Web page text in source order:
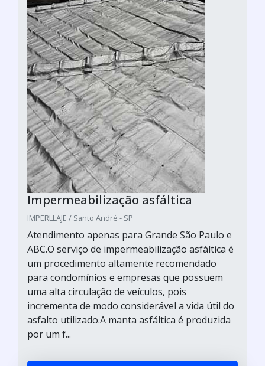
Impermeabilização asfáltica
IMPERLLAJE / Santo André - SP
Atendimento apenas para Grande São Paulo e
ABC.O serviço de impermeabilização asfáltica é
um procedimento altamente recomendado
para condomínios e empresas que possuem
uma alta circulação de veículos, pois
incrementa de modo considerável a vida útil do
asfalto utilizado.A manta asfáltica é produzida
por um f...